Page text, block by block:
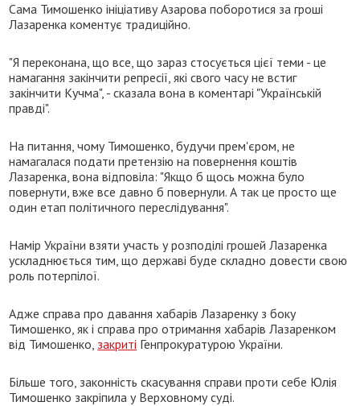
Сама Тимошенко ініціативу Азарова поборотися за гроші
Лазаренка коментує традиційно.
"Я переконана, що все, що зараз стосується цієї теми - це
намагання закінчити репресії, які свого часу не встиг
закінчити Кучма", - сказала вона в коментарі "Українській
правді".
На питання, чому Тимошенко, будучи прем'єром, не
намагалася подати претензію на повернення коштів
Лазаренка, вона відповіла: "Якщо б щось можна було
повернути, вже все давно б повернули. А так це просто ще
один етап політичного переслідування".
Намір України взяти участь у розподілі грошей Лазаренка
ускладнюється тим, що державі буде складно довести свою
роль потерпілої.
Адже справа про давання хабарів Лазаренку з боку
Тимошенко, як і справа про отримання хабарів Лазаренком
від Тимошенко, закриті Генпрокуратурою України.
Більше того, законність скасування справи проти себе Юлія
Тимошенко закріпила у Верховному суді.